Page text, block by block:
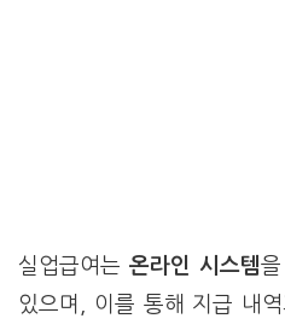
실업급여는 온라인 시스템
있으며, 이를 통해 지급 내